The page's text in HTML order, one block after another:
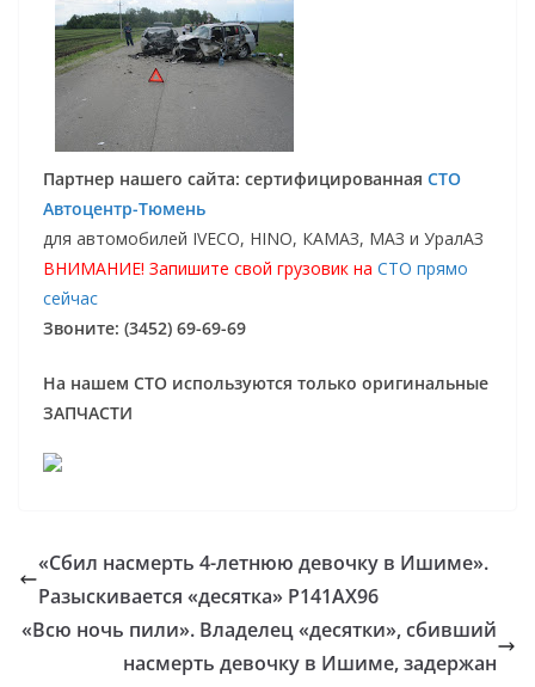
Партнер нашего сайта: сертифицированная СТО
Автоцентр-Тюмень
для автомобилей IVECO, HINO, КАМАЗ, МАЗ и УралАЗ
ВНИМАНИЕ! Запишите свой грузовик на СТО прямо
сейчас
Звоните: (3452) 69-69-69
На нашем СТО используются только оригинальные
ЗАПЧАСТИ
«Сбил насмерть 4-летнюю девочку в Ишиме».
Разыскивается «десятка» Р141АХ96
«Всю ночь пили». Владелец «десятки», сбивший
насмерть девочку в Ишиме, задержан